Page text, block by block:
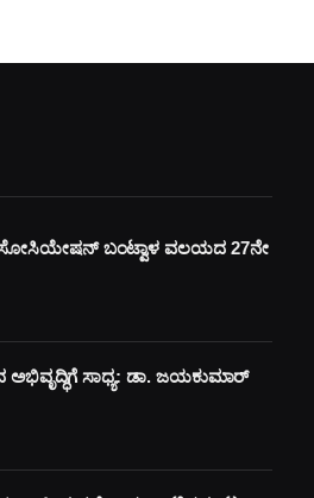
ಬಂಟ್ವಾಳ ವಲಯದ 27ನೇ
ಅಭಿವೃದ್ಧಿಗೆ ಸಾಧ್ಯ: ಡಾ. ಜಯಕುಮಾರ್